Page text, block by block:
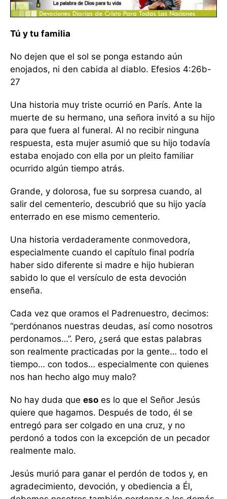
Tú y tu familia
No dejen que el sol se ponga estando aún
enojados, ni den cabida al diablo. Efesios 4:26b-
27
Una historia muy triste ocurrió en París. Ante la
muerte de su hermano, una señora invitó a su hijo
para que fuera al funeral. Al no recibir ninguna
respuesta, esta mujer asumió que su hijo todavía
estaba enojado con ella por un pleito familiar
ocurrido algún tiempo atrás.
Grande, y dolorosa, fue su sorpresa cuando, al
salir del cementerio, descubrió que su hijo yacía
enterrado en ese mismo cementerio.
Una historia verdaderamente conmovedora,
especialmente cuando el capítulo final podría
haber sido diferente si madre e hijo hubieran
sabido lo que el versículo de esta devoción
enseña.
Cada vez que oramos el Padrenuestro, decimos:
“perdónanos nuestras deudas, así como nosotros
perdonamos…”. Pero, ¿será que estas palabras
son realmente practicadas por la gente… todo el
tiempo… con todos… especialmente con quienes
nos han hecho algo muy malo?
No hay duda que eso es lo que el Señor Jesús
quiere que hagamos. Después de todo, él se
entregó para ser colgado en una cruz, y no
perdonó a todos con la excepción de un pecador
realmente malo.
Jesús murió para ganar el perdón de todos y, en
agradecimiento, devoción, y obediencia a Él,